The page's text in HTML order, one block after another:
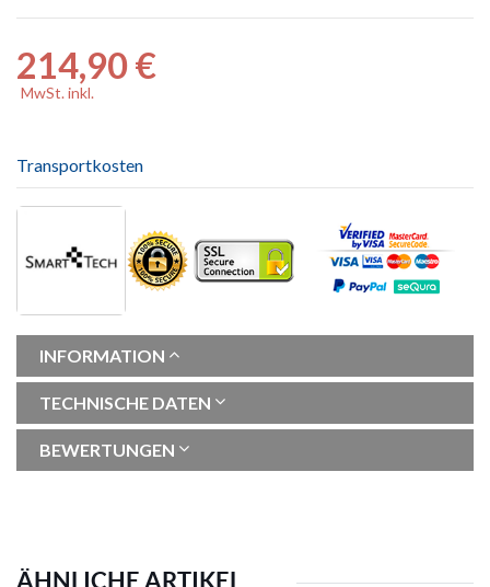
214,90 €
MwSt. inkl.
Transportkosten
INFORMATION
TECHNISCHE DATEN
BEWERTUNGEN
ÄHNLICHE ARTIKEL